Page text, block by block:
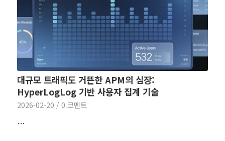
대규모 트래픽도 거뜬한 APM의 심장:
HyperLogLog 기반 사용자 집계 기술
2026-02-20 / 0 코멘트
…